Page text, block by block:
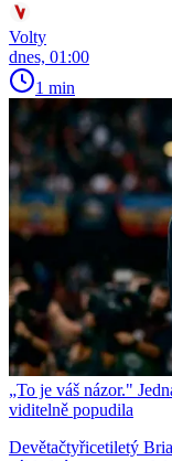
Volty
dnes, 01:00
1 min
„To je váš názor."
viditelně popudila
Devětačtyřicetiletý